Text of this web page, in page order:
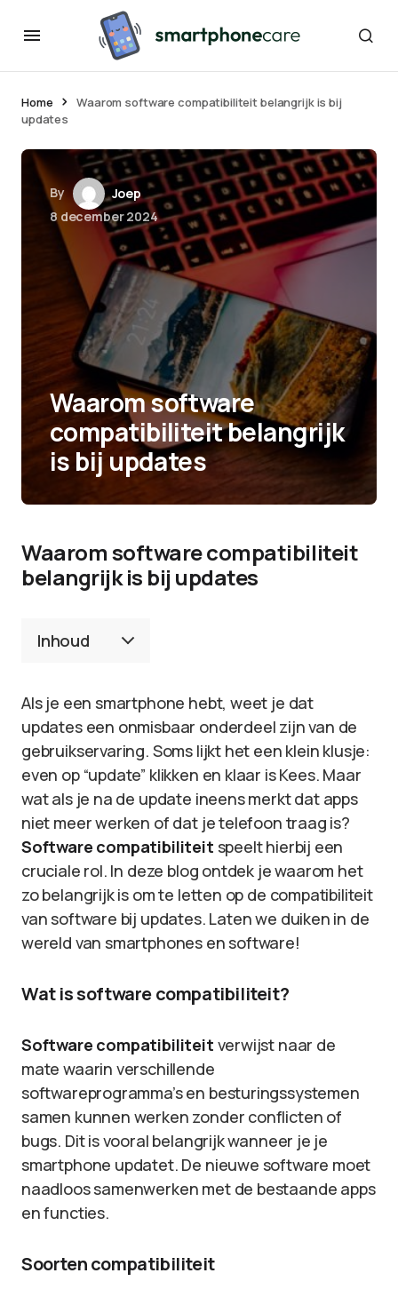
Home
Waarom software compatibiliteit belangrijk is bij
updates
By
Joep
8 december 2024
Waarom software
compatibiliteit belangrijk
is bij updates
Waarom software compatibiliteit
belangrijk is bij updates
Inhoud
Als je een smartphone hebt, weet je dat
updates een onmisbaar onderdeel zijn van de
gebruikservaring. Soms lijkt het een klein klusje:
even op “update” klikken en klaar is Kees. Maar
wat als je na de update ineens merkt dat apps
niet meer werken of dat je telefoon traag is?
Software compatibiliteit speelt hierbij een
cruciale rol. In deze blog ontdek je waarom het
zo belangrijk is om te letten op de compatibiliteit
van software bij updates. Laten we duiken in de
wereld van smartphones en software!
Wat is software compatibiliteit?
Software compatibiliteit verwijst naar de
mate waarin verschillende
softwareprogramma’s en besturingssystemen
samen kunnen werken zonder conflicten of
bugs. Dit is vooral belangrijk wanneer je je
smartphone updatet. De nieuwe software moet
naadloos samenwerken met de bestaande apps
en functies.
Soorten compatibiliteit